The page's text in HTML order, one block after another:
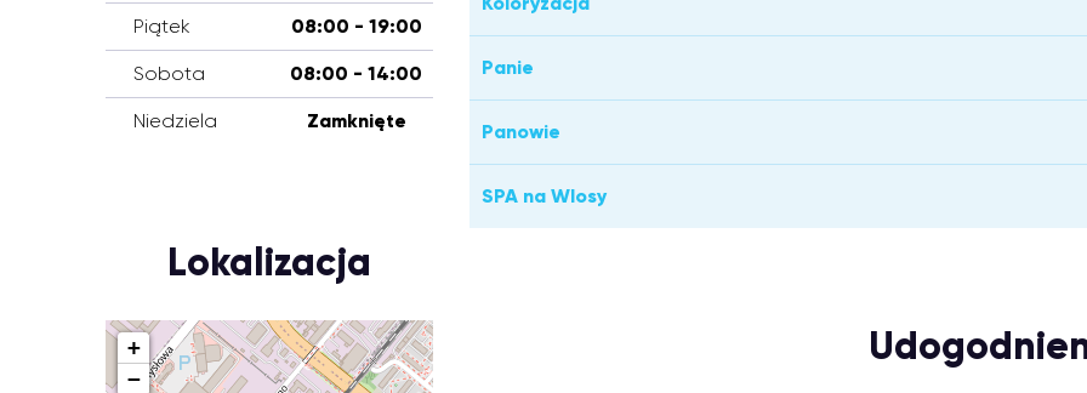
Piątek 08:00 - 19:00
Sobota 08:00 - 14:00
Niedziela Zamknięte
Lokalizacja
+
−
Panie
Panowie
SPA na Wlosy